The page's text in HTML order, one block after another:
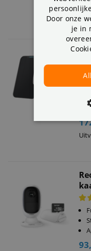
Door onze
je in